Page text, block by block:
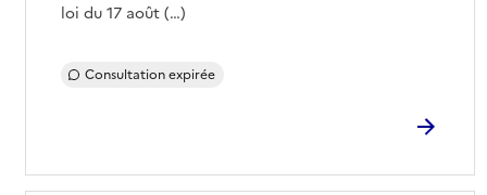
loi du 17 août (…)
Consultation expirée